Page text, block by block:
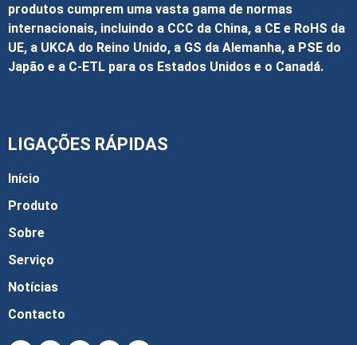
produtos cumprem uma vasta gama de normas
internacionais, incluindo a CCC da China, a CE e RoHS da
UE, a UKCA do Reino Unido, a GS da Alemanha, a PSE do
Japão e a C-ETL para os Estados Unidos e o Canadá.
LIGAÇÕES RÁPIDAS
Início
Produto
Sobre
Serviço
Notícias
Contacto